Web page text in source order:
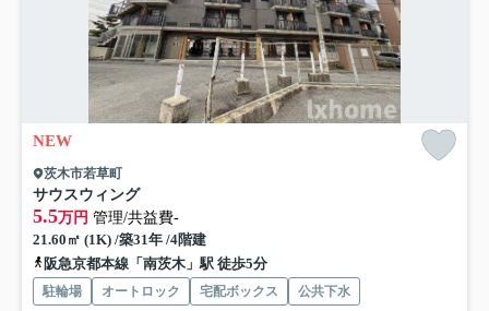
NEW
茨木市若草町
サウスウィング
5.5万円 管理/共益費-
21.60㎡ (1K) /築31年 /4階建
阪急京都本線「南茨木」駅 徒歩5分
駐輪場 オートロック 宅配ボックス 公共下水